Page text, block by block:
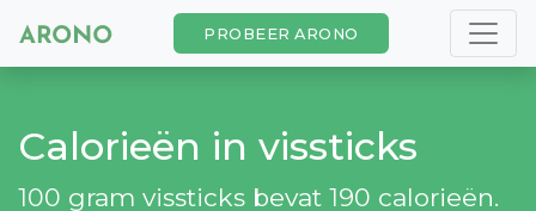
PROBEER ARONO
Calorieën in vissticks
100 gram vissticks bevat 190 calorieën.